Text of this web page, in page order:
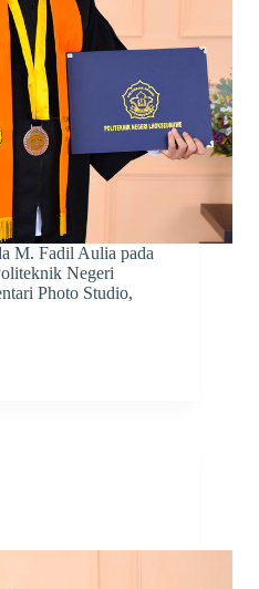
M. Fadil Aulia pada
Negeri
Photo Studio,